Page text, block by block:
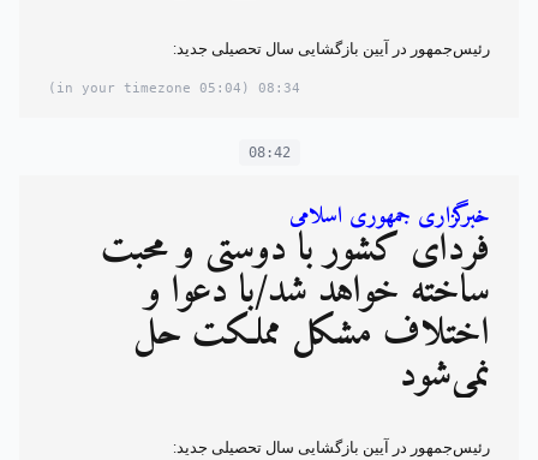
رئیس‌جمهور در آیین بازگشایی سال تحصیلی جدید:
08:34
(05:04 in your timezone)
08:42
خبرگزاری جمهوری اسلامی
فردای کشور با دوستی و محبت
ساخته خواهد شد/با دعوا و
اختلاف مشکل مملکت حل
نمی‌شود
رئیس‌جمهور در آیین بازگشایی سال تحصیلی جدید: